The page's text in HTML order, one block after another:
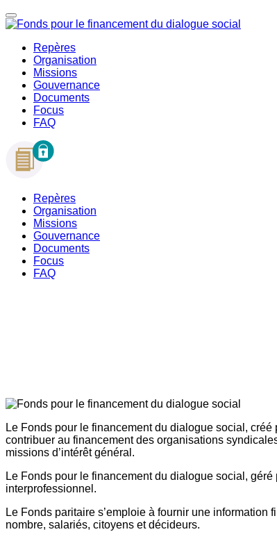
Repères
Organisation
Missions
Gouvernance
Documents
Focus
FAQ
Repères
Organisation
Missions
Gouvernance
Documents
Focus
FAQ
Le Fonds pour le financement du dialogue social,
contribuer au financement des organisations
missions d’intérêt général.
Le Fonds pour le financement du dialogue social,
interprofessionnel.
Le Fonds paritaire s’emploie à fournir une
nombre, salariés, citoyens et décideurs.